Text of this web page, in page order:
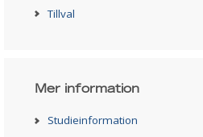
Tillval
Mer information
Studieinformation